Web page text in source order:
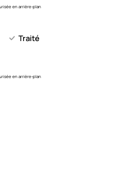
en arrière-plan
Traité
en arrière-plan